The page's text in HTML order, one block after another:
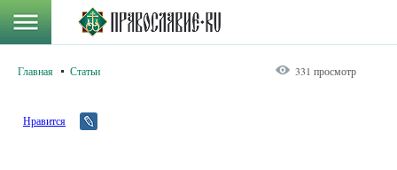
Главная Статьи 331 просмотр
Нравится